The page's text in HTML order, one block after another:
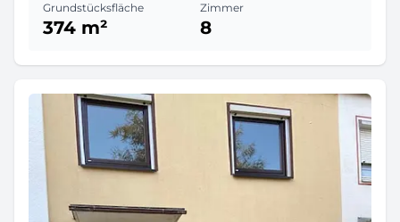
Grundstücksfläche
374 m²
Zimmer
8